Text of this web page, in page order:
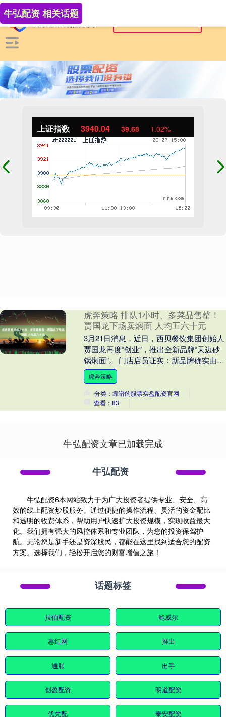
上证指数 3940.04 39.68 1.02%
牛弘配资 相关话题
虎奔策略 排队1小时、多菜品售罄！
贾国龙下场卖焖面 人均五六十元
3月21日消息，近日，西贝餐饮集团创始人
贾国龙再度“创业”，推出全新品牌“天边砂
锅焖面”。 门店店员证实：新品牌确实由贾
国龙创立，但采用独立团队进行运营管
理，并....
虎奔策略
分类：靠谱的股票实盘配资官网
查看：83
牛弘配资文章已加载完成
牛弘配资
牛弘配资6本网站致力于为广大投资者提供专业、安全、高
效的线上配资炒股服务。通过便捷的操作流程、灵活的资金配比
和透明的收费体系，帮助用户快速扩大投资规模，实现收益最大
化。我们拥有强大的风控体系和专业团队，为您的投资保驾护
航。无论您是新手还是资深股民，都能在这里找到适合您的配资
方案。选择我们，轻松开启您的财富增值之旅！
话题标签
拉伯配资 鲍威尔
惠红网 推出
通胀 出手
创盈配资 明道配资
优先配 泰安配资